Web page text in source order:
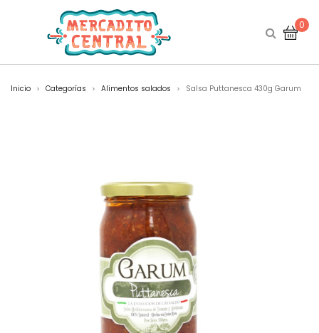
0
Inicio > Categorías > Alimentos salados > Salsa Puttanesca 430g Garum